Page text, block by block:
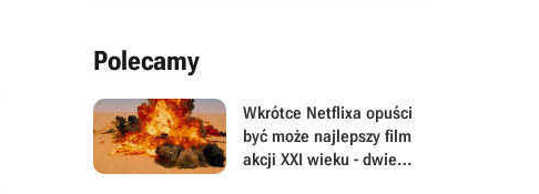
Polecamy
Wkrótce Netflixa opuści
być może najlepszy film
akcji XXI wieku - dwie